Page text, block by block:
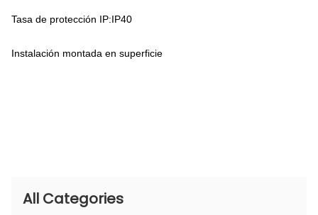
Tasa de protección IP:IP40
Instalación montada en superficie
All Categories